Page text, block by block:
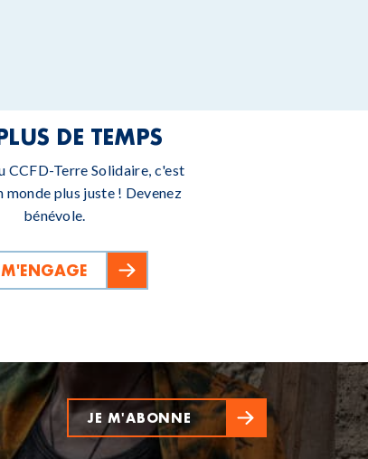
DE TEMPS
CCFD-Terre Solidaire, c'est
monde plus juste ! Devenez
bénévole.
M'ENGAGE
JE M'ABONNE